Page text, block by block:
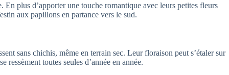
En plus d’apporter une touche romantique avec leurs petites fleurs
aux papillons en partance vers le sud.
sans chichis, même en terrain sec. Leur floraison peut s’étaler sur
ressèment toutes seules d’année en année.